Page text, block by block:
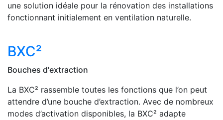
une solution idéale pour la rénovation des installations
fonctionnant initialement en ventilation naturelle.
BXC²
Bouches d'extraction
La BXC² rassemble toutes les fonctions que l’on peut
attendre d’une bouche d’extraction. Avec de nombreux
modes d’activation disponibles, la BXC² adapte